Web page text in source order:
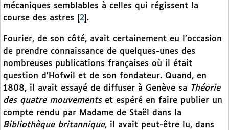
mécaniques semblables à celles qui régissent la
course des astres
2 .
Fourier, de son côté, avait certainement eu l’occasion
de prendre connaissance de quelques-unes des
nombreuses publications françaises où il était
question d’Hofwil et de son fondateur. Quand, en
1808, il avait essayé de diffuser à Genève sa Théorie
des quatre mouvementset espéré en faire publier un
compte rendu par Madame de Staël dans la
Bibliothèque britannique, il avait peut-être lu, dans